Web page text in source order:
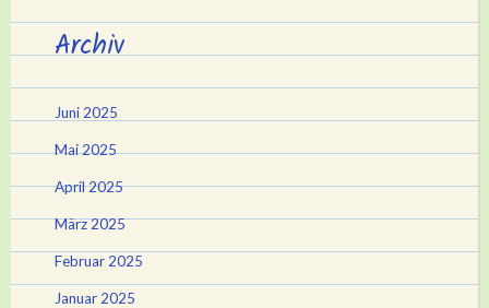
Archiv
Juni 2025
Mai 2025
April 2025
März 2025
Februar 2025
Januar 2025